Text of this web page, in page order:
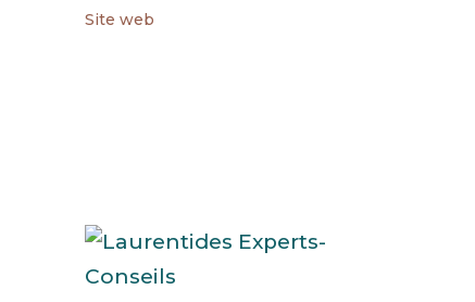
Site web